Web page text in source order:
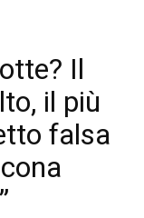
Il
il più
falsa